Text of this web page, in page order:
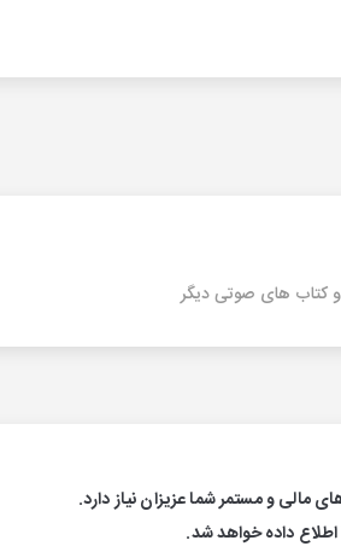
کتاب های صوتی دیگر
مالی و مستمر شما عزیزان نیاز دارد.
اطلاع داده خواهد شد.